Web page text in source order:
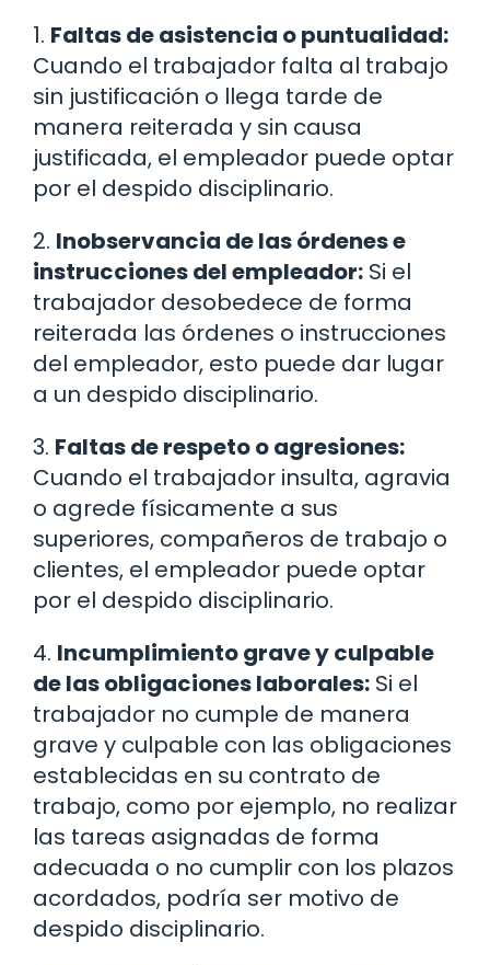
1. Faltas de asistencia o puntualidad:
Cuando el trabajador falta al trabajo
sin justificación o llega tarde de
manera reiterada y sin causa
justificada, el empleador puede optar
por el despido disciplinario.
2. Inobservancia de las órdenes e
instrucciones del empleador: Si el
trabajador desobedece de forma
reiterada las órdenes o instrucciones
del empleador, esto puede dar lugar
a un despido disciplinario.
3. Faltas de respeto o agresiones:
Cuando el trabajador insulta, agravia
o agrede físicamente a sus
superiores, compañeros de trabajo o
clientes, el empleador puede optar
por el despido disciplinario.
4. Incumplimiento grave y culpable
de las obligaciones laborales: Si el
trabajador no cumple de manera
grave y culpable con las obligaciones
establecidas en su contrato de
trabajo, como por ejemplo, no realizar
las tareas asignadas de forma
adecuada o no cumplir con los plazos
acordados, podría ser motivo de
despido disciplinario.